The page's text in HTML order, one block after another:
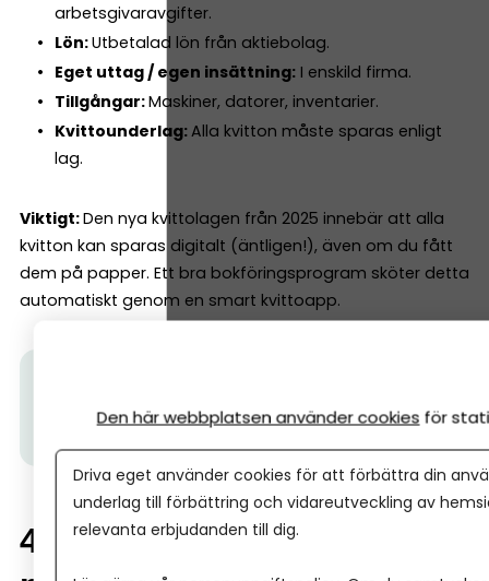
arbetsgivaravgifter.
Lön:Utbetalad lön från aktiebolag.
Eget uttag / egen insättning:I enskild firma.
Tillgångar:Maskiner, datorer, inventarier.
Kvittounderlag:Alla kvitton måste sparas enligt
lag.
Viktigt:Den nya kvittolagen från 2025 innebär att alla
kvitton kan sparas digitalt (äntligen!), även om du fått
dem på papper. Ett bra bokföringsprogram sköter detta
automatiskt genom en smart kvittoapp.
snabbt och enkelt? Skaffa ett lagerbolag. När du blir
kund hos oss, får du ett på köpet.
4. Så fungerar bokföring i
Den här webbplatsen använder cookies för
Driva eget använder cookies för att förbättra din
underlag till förbättring och vidareutveckling av
relevanta erbjudanden till dig.